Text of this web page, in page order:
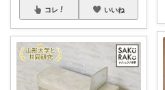
コレ いいね